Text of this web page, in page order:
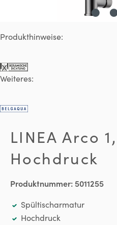
Produkthinweise:
Weiteres:
LINEA Arco
Hochdruck
Produktnummer: 5011255
Spültischarmatur
Hochdruck